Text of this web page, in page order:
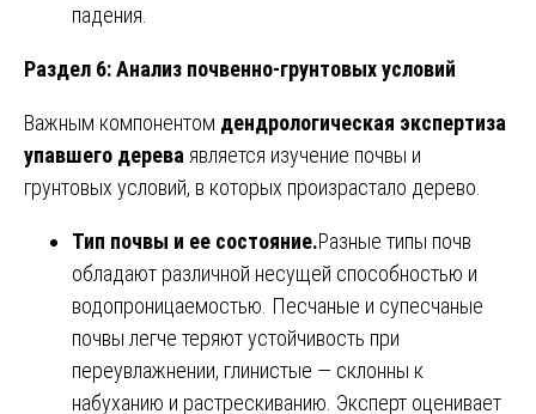
падения.
Раздел 6: Анализ почвенно-грунтовых условий
Важным компонентом дендрологическая экспертиза
упавшего дерева является изучение почвы и
грунтовых условий, в которых произрастало дерево.
Тип почвы и ее состояние.Разные типы почв
обладают различной несущей способностью и
водопроницаемостью. Песчаные и супесчаные
почвы легче теряют устойчивость при
переувлажнении, глинистые — склонны к
набуханию и растрескиванию. Эксперт оценивает